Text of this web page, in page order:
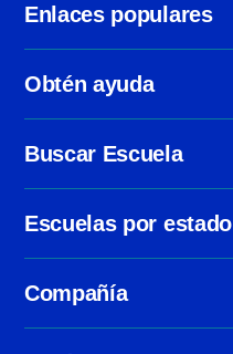
Enlaces populares
Obtén ayuda
Buscar Escuela
Escuelas por estado
Compañía